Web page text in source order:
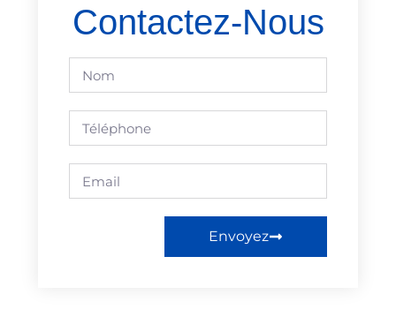
Contactez-Nous
Envoyez